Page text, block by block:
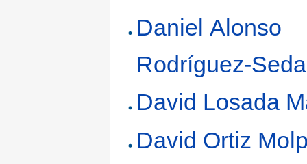
Daniel Alonso
Rodríguez-
David Losada
David Ortiz